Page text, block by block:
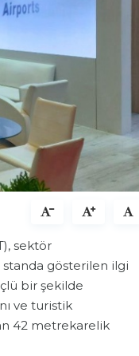
sektör
gösterilen ilgi
bir şekilde
ve turistik
42 metrekarelik